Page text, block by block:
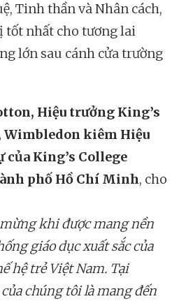
Tinh thần và Nhân cách,
tốt nhất cho tương lai
lớn sau cánh cửa trường
Hiệu trưởng King’s
Wimbledon kiêm Hiệu
King’s College
phố Hồ Chí Minh, cho
khi được mang nền
giáo dục xuất sắc của
hệ trẻ Việt Nam. Tại
chúng tôi là mang đến